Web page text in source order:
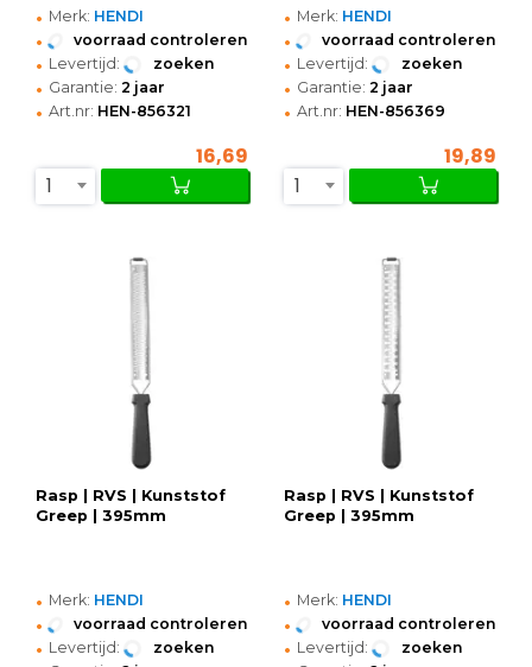
• Merk: HENDI
• voorraad controleren
• Levertijd: zoeken
• Garantie: 2 jaar
• Art.nr: HEN-856321
16,69
1
• Merk: HENDI
• voorraad controleren
• Levertijd: zoeken
• Garantie: 2 jaar
• Art.nr: HEN-856369
19,89
1
Rasp | RVS | Kunststof
Greep | 395mm
• Merk: HENDI
• voorraad controleren
• Levertijd: zoeken
Rasp | RVS | Kunststof
Greep | 395mm
• Merk: HENDI
• voorraad controleren
• Levertijd: zoeken